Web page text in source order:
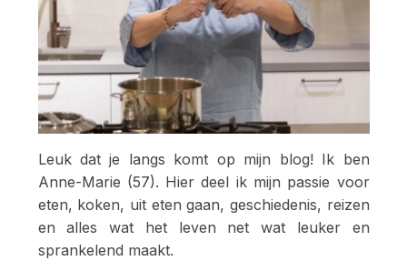
Leuk dat je langs komt op mijn blog! Ik ben
Anne-Marie (57). Hier deel ik mijn passie voor
eten, koken, uit eten gaan, geschiedenis, reizen
en alles wat het leven net wat leuker en
sprankelend maakt.